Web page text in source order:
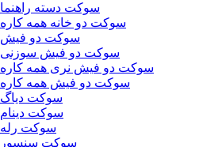
سوکت دسته راهنما
سوکت دو خانه همه کاره
سوکت دو فیش
سوکت دو فیش سوزنی
سوکت دو فیش نری همه کاره
سوکت دو فیش همه کاره
سوکت دیاگ
سوکت دینام
سوکت رله
سوکت سنسور